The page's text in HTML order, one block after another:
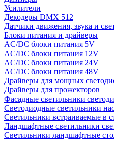
Усилители
Декодеры DMX 512
Датчики движения, звука и
Блоки питания и драйверы
AC/DC блоки питания 5V
AC/DC блоки питания 12V
AC/DC блоки питания 24V
AC/DC блоки питания 48V
Драйверы для мощных
Драйверы для прожекторов
Фасадные светильники
Светодиодные светильники
Светильники встраиваемые в
Ландшафтные светильники
Светильники ландшафтные